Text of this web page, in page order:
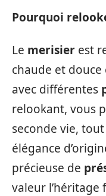
Pourquoi
Le merisier est
chaude et douce
avec différentes
relookant, vous
seconde vie,
élégance
précieuse de
valeur l’héritage